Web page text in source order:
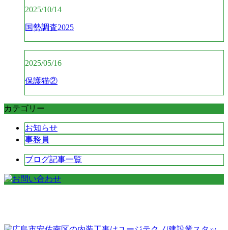
2025/10/14
国勢調査2025
2025/05/16
保護猫②
カテゴリー
お知らせ
事務員
ブログ記事一覧